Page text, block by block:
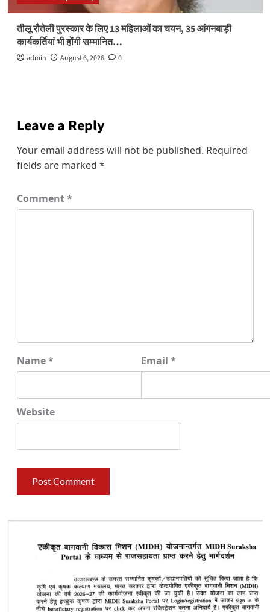
तीलू रौतेली पुरस्कार के लिए 13 महिलाओं का चयन, 35 आंगनबाड़ी
कार्यकर्तियां भी होंगी सम्मानित…
admin August 6, 2026 0
Leave a Reply
Your email address will not be published. Required
fields are marked *
Comment*
Name* Email *
Website